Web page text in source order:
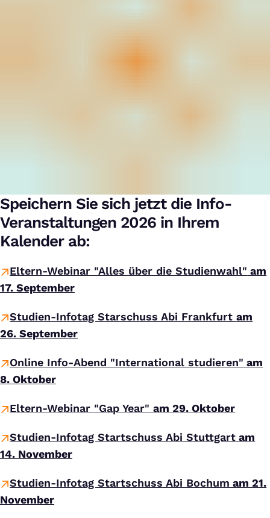
Speichern Sie sich jetzt die Info-
Veranstaltungen 2026 in Ihrem
Kalender ab:
Eltern-Webinar "Alles über die Studienwahl" am
17. September
Studien-Infotag Starschuss Abi Frankfurtam
26. September
Online Info-Abend "International studieren" am
8. Oktober
Eltern-Webinar "Gap Year"am 29. Oktober
Studien-Infotag Startschuss Abi Stuttgart am
14. November
Studien-Infotag Startschuss Abi Bochum am 21.
November